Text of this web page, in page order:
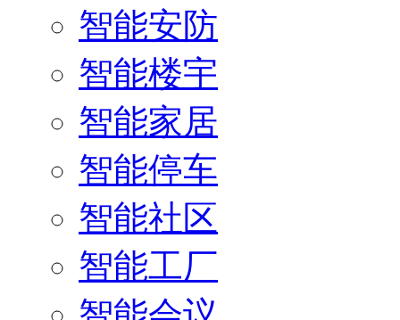
智能安防
智能楼宇
智能家居
智能停车
智能社区
智能工厂